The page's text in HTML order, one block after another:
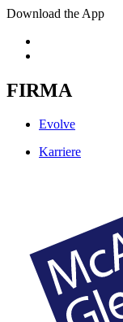
Download the App
FIRMA
Evolve
Karriere